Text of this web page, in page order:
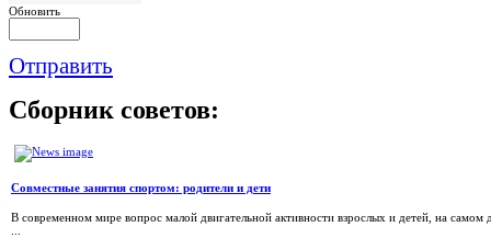
Обновить
Отправить
Сборник советов:
Совместные занятия спортом: родители и дети
В современном мире вопрос малой двигательной активности взрослых и детей, на самом